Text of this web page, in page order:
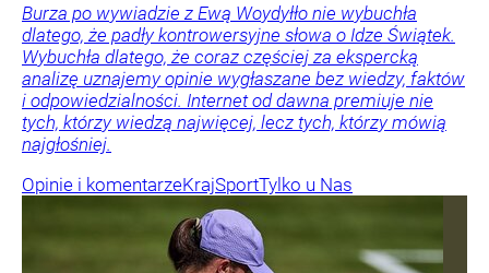
Burza po wywiadzie z Ewą Woydyłło nie wybuchła
dlatego, że padły kontrowersyjne słowa o Idze Świątek.
Wybuchła dlatego, że coraz częściej za ekspercką
analizę uznajemy opinie wygłaszane bez wiedzy, faktów
i odpowiedzialności. Internet od dawna premiuje nie
tych, którzy wiedzą najwięcej, lecz tych, którzy mówią
najgłośniej.
Opinie i komentarzeKrajSportTylko u Nas